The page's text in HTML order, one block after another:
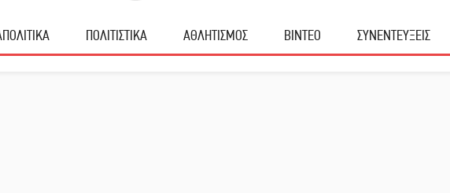
ΠΟΛΙΤΙΣΤΙΚΑ ΑΘΛΗΤΙΣΜΟΣ ΒΙΝΤΕΟ ΣΥΝΕΝΤΕΥΞΕΙΣ